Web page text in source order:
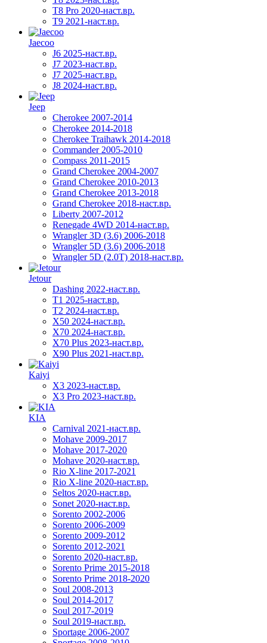
T8 Pro 2020-наст.вр.
T9 2021-наст.вр.
Jaecoo
J6 2025-наст.вр.
J7 2023-наст.вр.
J7 2025-наст.вр.
J8 2024-наст.вр.
Jeep
Cherokee 2007-2014
Cherokee 2014-2018
Cherokee Traihawk 2014-2018
Commander 2005-2010
Compass 2011-2015
Grand Cherokee 2004-2007
Grand Cherokee 2010-2013
Grand Cherokee 2013-2018
Grand Cherokee 2018-наст.вр.
Liberty 2007-2012
Renegade 4WD 2014-наст.вр.
Wrangler 3D (3.6) 2006-2018
Wrangler 5D (3.6) 2006-2018
Wrangler 5D (2.0T) 2018-наст.вр.
Jetour
Dashing 2022-наст.вр.
T1 2025-наст.вр.
T2 2024-наст.вр.
X50 2024-наст.вр.
X70 2024-наст.вр.
X70 Plus 2023-наст.вр.
X90 Plus 2021-наст.вр.
Kaiyi
X3 2023-наст.вр.
X3 Pro 2023-наст.вр.
KIA
Carnival 2021-наст.вр.
Mohave 2009-2017
Mohave 2017-2020
Mohave 2020-наст.вр.
Rio X-line 2017-2021
Rio X-line 2020-наст.вр.
Seltos 2020-наст.вр.
Sonet 2020-наст.вр.
Sorento 2002-2006
Sorento 2006-2009
Sorento 2009-2012
Sorento 2012-2021
Sorento 2020-наст.вр.
Sorento Prime 2015-2018
Sorento Prime 2018-2020
Soul 2008-2013
Soul 2014-2017
Soul 2017-2019
Soul 2019-наст.вр.
Sportage 2006-2007